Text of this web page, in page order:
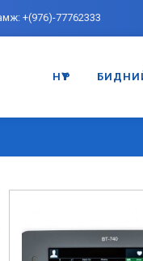
+(976)-77762333
НҮҮР